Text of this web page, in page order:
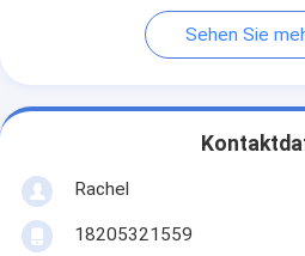
Sehen Sie
Rachel
18205321559